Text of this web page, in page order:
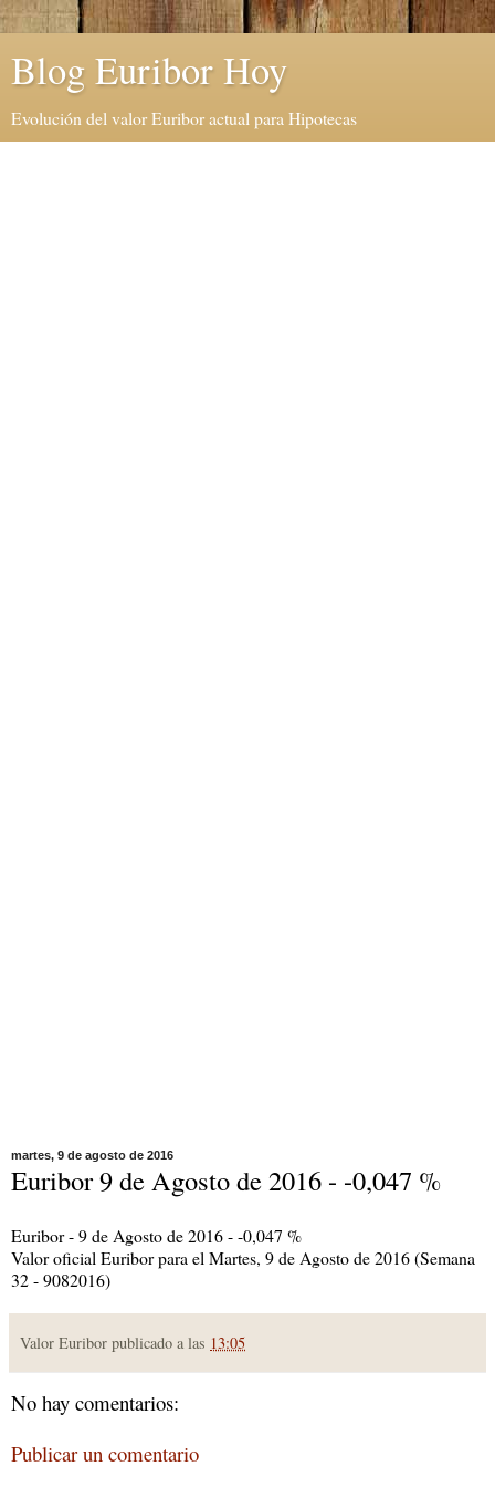
Blog Euribor Hoy
Evolución del valor Euribor actual para Hipotecas
martes, 9 de agosto de 2016
Euribor 9 de Agosto de 2016 - -0,047 %
Euribor - 9 de Agosto de 2016 - -0,047 %
Valor oficial Euribor para el Martes, 9 de Agosto de 2016 (Semana
32 - 9082016)
Valor Euribor publicado a las 13:05
No hay comentarios:
Publicar un comentario